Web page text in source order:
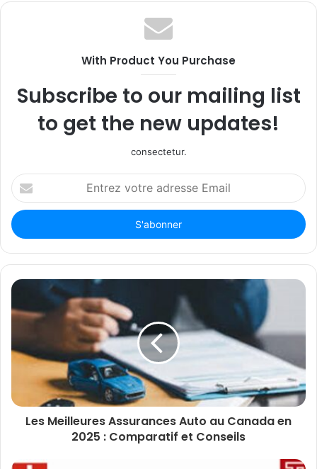
With Product You Purchase
Subscribe to our mailing list
to get the new updates!
consectetur.
Entrez
votre
adresse
Email
Les Meilleures Assurances Auto au Canada en
2025 : Comparatif et Conseils